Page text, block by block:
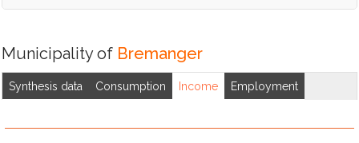
Municipality of Bremanger
Synthesis data Consumption Income Employment